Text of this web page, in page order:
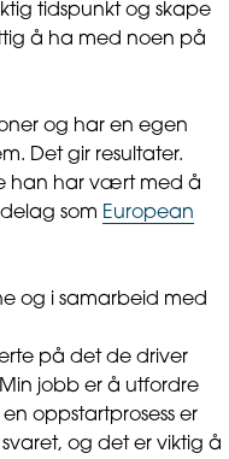
tidspunkt og skape
å ha med noen på
og har en egen
Det gir resultater.
han har vært med å
som European
og i samarbeid med
på det de driver
jobb er å utfordre
oppstartprosess er
og det er viktig å